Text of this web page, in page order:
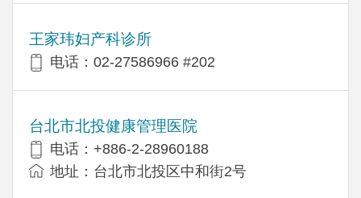
王家玮妇产科诊所
电话：02-27586966 #202
台北市北投健康管理医院
电话：+886-2-28960188
地址：台北市北投区中和街2号